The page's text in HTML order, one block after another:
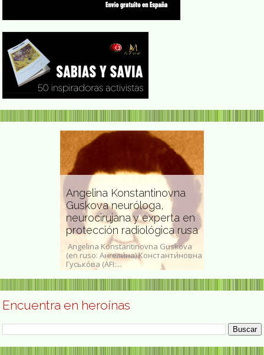
Angelina Konstantinovna
Guskova neuróloga,
neurocirujana y experta en
protección radiológica rusa
Angelina Konstantinovna Guskova
(en ruso: Ангели́на) Константи́новна
Гусько́ва (AFI:...
Encuentra en heroínas